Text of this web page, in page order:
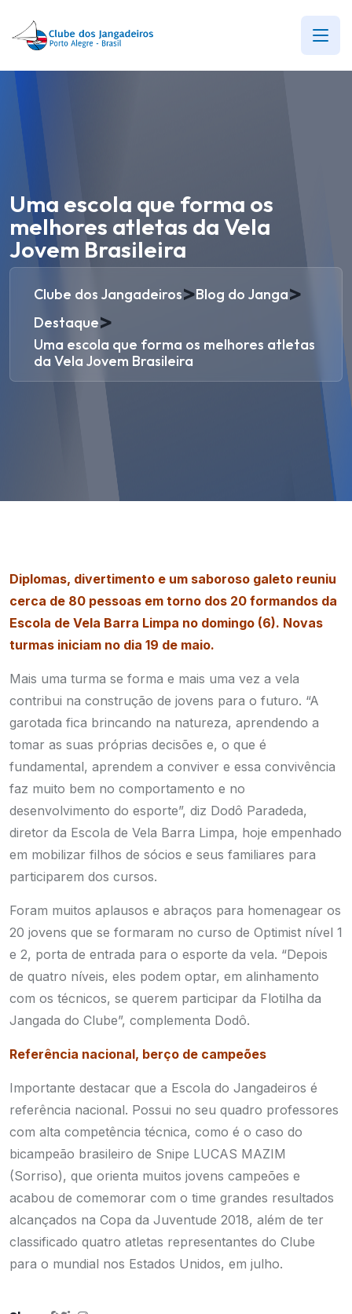
Uma escola que forma os
melhores atletas da Vela
Jovem Brasileira
Clube dos Jangadeiros>Blog do Janga>
Destaque>
Uma escola que forma os melhores atletas
da Vela Jovem Brasileira
Diplomas, divertimento e um saboroso galeto reuniu
cerca de 80 pessoas em torno dos 20 formandos da
Escola de Vela Barra Limpa no domingo (6). Novas
turmas iniciam no dia 19 de maio.
Mais uma turma se forma e mais uma vez a vela
contribui na construção de jovens para o futuro. “A
garotada fica brincando na natureza, aprendendo a
tomar as suas próprias decisões e, o que é
fundamental, aprendem a conviver e essa convivência
faz muito bem no comportamento e no
desenvolvimento do esporte”, diz Dodô Paradeda,
diretor da Escola de Vela Barra Limpa, hoje empenhado
em mobilizar filhos de sócios e seus familiares para
participarem dos cursos.
Foram muitos aplausos e abraços para homenagear os
20 jovens que se formaram no curso de Optimist nível 1
e 2, porta de entrada para o esporte da vela. “Depois
de quatro níveis, eles podem optar, em alinhamento
com os técnicos, se querem participar da Flotilha da
Jangada do Clube”, complementa Dodô.
Referência nacional, berço de campeões
Importante destacar que a Escola do Jangadeiros é
referência nacional. Possui no seu quadro professores
com alta competência técnica, como é o caso do
bicampeão brasileiro de Snipe LUCAS MAZIM
(Sorriso), que orienta muitos jovens campeões e
acabou de comemorar com o time grandes resultados
alcançados na Copa da Juventude 2018, além de ter
classificado quatro atletas representantes do Clube
para o mundial nos Estados Unidos, em julho.